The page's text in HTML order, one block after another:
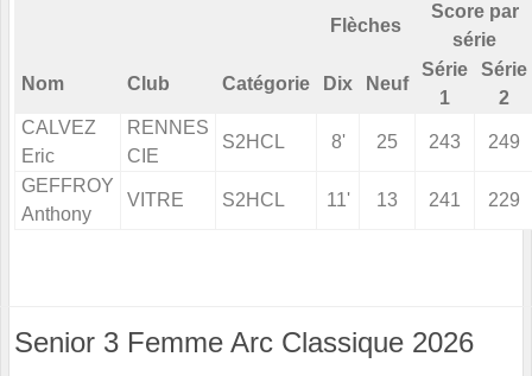
Flèches
Score par
série
Nom Club Catégorie Dix Neuf
Série
1
Série
2
CALVEZ
Eric
RENNES
CIE
S2HCL 8' 25 243 249
GEFFROY
Anthony
VITRE S2HCL 11' 13 241 229
Senior 3 Femme Arc Classique 2026